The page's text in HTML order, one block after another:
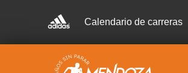
Calendario de carreras